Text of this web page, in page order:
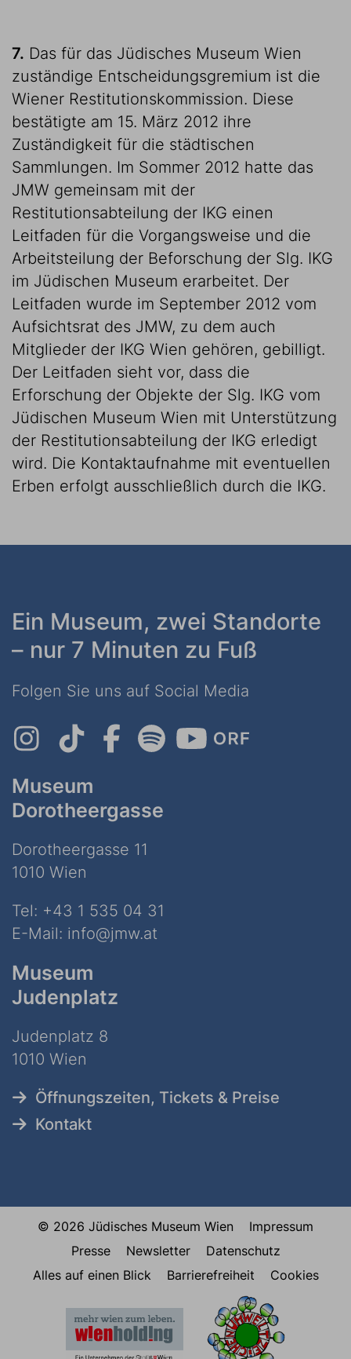
7. Das für das Jüdisches Museum Wien
zuständige Entscheidungsgremium ist die
Wiener Restitutionskommission. Diese
bestätigte am 15. März 2012 ihre
Zuständigkeit für die städtischen
Sammlungen. Im Sommer 2012 hatte das
JMW gemeinsam mit der
Restitutionsabteilung der IKG einen
Leitfaden für die Vorgangsweise und die
Arbeitsteilung der Beforschung der Slg. IKG
im Jüdischen Museum erarbeitet. Der
Leitfaden wurde im September 2012 vom
Aufsichtsrat des JMW, zu dem auch
Mitglieder der IKG Wien gehören, gebilligt.
Der Leitfaden sieht vor, dass die
Erforschung der Objekte der Slg. IKG vom
Jüdischen Museum Wien mit Unterstützung
der Restitutionsabteilung der IKG erledigt
wird. Die Kontaktaufnahme mit eventuellen
Erben erfolgt ausschließlich durch die IKG.
Ein Museum, zwei Standorte
– nur 7 Minuten zu Fuß
Folgen Sie uns auf Social Media
Museum
Dorotheergasse
Dorotheergasse 11
1010 Wien
Tel: +43 1 535 04 31
E-Mail: info@jmw.at
Museum
Judenplatz
Judenplatz 8
1010 Wien
Öffnungszeiten, Tickets & Preise
Kontakt
© 2026 Jüdisches Museum Wien
Impressum
Presse
Newsletter
Datenschutz
Alles auf einen Blick
Barrierefreiheit Cookies